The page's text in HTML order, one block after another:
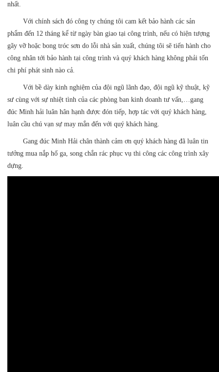
nhất.
Với chính sách đó công ty chúng tôi cam kết bảo hành các sản
phẩm đến 12 tháng kể từ ngày bàn giao tại công trình, nếu có hiện tượng
gãy vỡ hoặc bong tróc sơn do lỗi nhà sản xuất, chúng tôi sẽ tiến hành cho
công nhân tới bảo hành tại công trình và quý khách hàng không phải tốn
chi phí phát sinh nào cả.
Với bề dày kinh nghiệm của đội ngũ lãnh đạo, đội ngũ kỹ thuật, kỹ
sư cùng với sự nhiệt tình của các phòng ban kinh doanh tư vấn,…gang
đúc Minh hải luân hân hạnh được đón tiếp, hợp tác với quý khách hàng,
luân cầu chú vạn sự may mắn đến với quý khách hàng.
Gang đúc Minh Hải chân thành cảm ơn quý khách hàng đã luân tin
tưởng mua nắp hố ga, song chắn rác phục vụ thi công các công trình xây
dựng.